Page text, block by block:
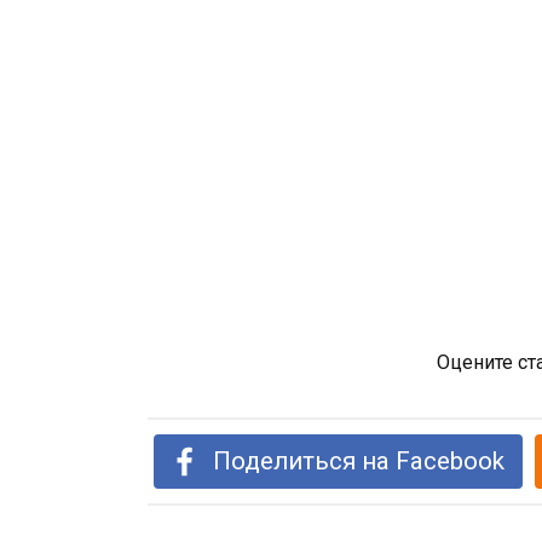
Оцените
Поделиться на Facebook